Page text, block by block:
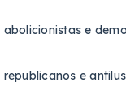
abolicionistas e
republicanos e